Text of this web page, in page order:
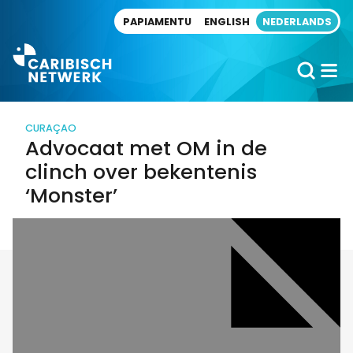
PAPIAMENTU ENGLISH NEDERLANDS
CURAÇAO
Advocaat met OM in de
clinch over bekentenis
‘Monster’